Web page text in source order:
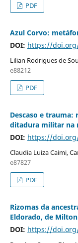
PDF
Azul Corvo:
DOI: https://
Lilian Rodrigues de
e88212
PDF
Descaso e trauma:
ditadura militar na
DOI: https://
Claudia Luiza Caimi,
e87827
PDF
Rizomas da
Eldorado, de
DOI: https://